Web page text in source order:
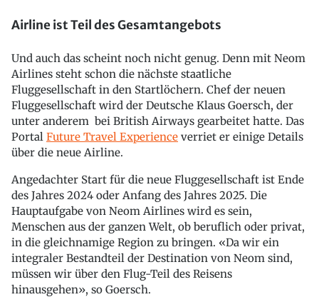
Airline ist Teil des Gesamtangebots
Und auch das scheint noch nicht genug. Denn mit Neom
Airlines steht schon die nächste staatliche
Fluggesellschaft in den Startlöchern. Chef der neuen
Fluggesellschaft wird der Deutsche Klaus Goersch, der
unter anderem bei British Airways gearbeitet hatte. Das
Portal Future Travel Experience verriet er einige Details
über die neue Airline.
Angedachter Start für die neue Fluggesellschaft ist Ende
des Jahres 2024 oder Anfang des Jahres 2025. Die
Hauptaufgabe von Neom Airlines wird es sein,
Menschen aus der ganzen Welt, ob beruflich oder privat,
in die gleichnamige Region zu bringen. «Da wir ein
integraler Bestandteil der Destination von Neom sind,
müssen wir über den Flug-Teil des Reisens
hinausgehen», so Goersch.